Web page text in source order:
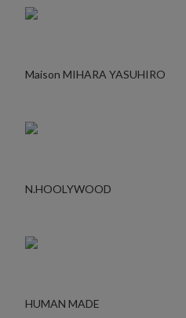
Maison MIHARA YASUHIRO
N.HOOLYWOOD
HUMAN MADE